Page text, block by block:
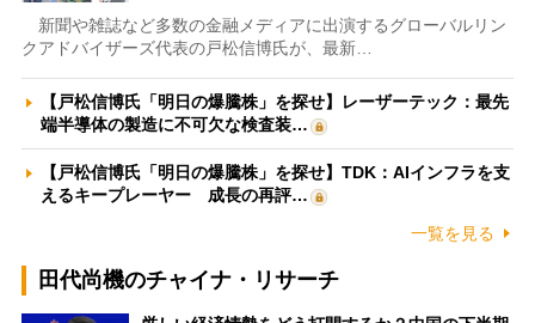
新聞や雑誌など多数の金融メディアに出演するグローバルリン
クアドバイザーズ代表の戸松信博氏が、最新…
【戸松信博氏「明日の爆騰株」を探せ】レーザーテック：最先
端半導体の製造に不可欠な検査装…
【戸松信博氏「明日の爆騰株」を探せ】TDK：AIインフラを支
えるキープレーヤー 成長の再評…
一覧を見る
田代尚機のチャイナ・リサーチ